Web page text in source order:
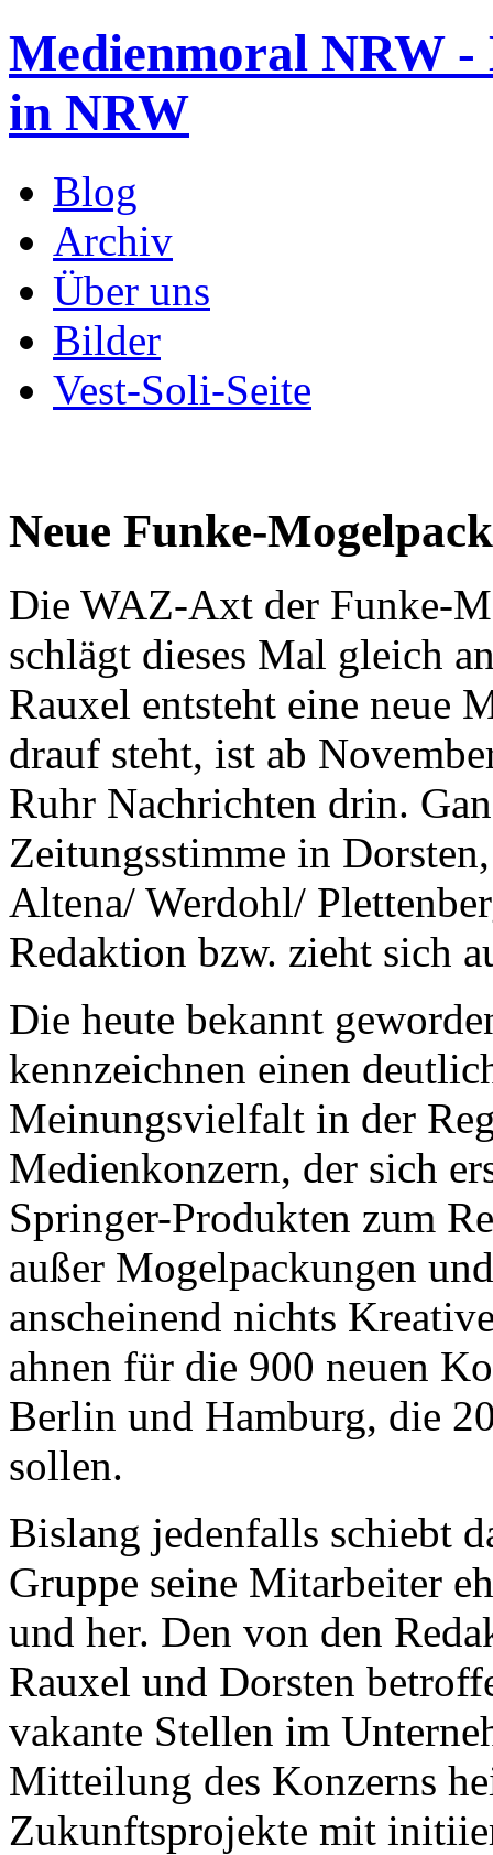
Medienmoral NRW
in NRW
Blog
Archiv
Über uns
Bilder
Vest-Soli-Seite
Neue Funke-
Die WAZ-Axt der Funke-
schlägt dieses Mal gleich
Rauxel entsteht eine neue
drauf steht, ist ab
Ruhr Nachrichten drin.
Zeitungsstimme in
Altena/ Werdohl/
Redaktion bzw. zieht sich
Die heute bekannt
kennzeichnen einen
Meinungsvielfalt in der
Medienkonzern, der sich
Springer-Produkten zum
außer Mogelpackungen
anscheinend nichts
ahnen für die 900 neuen
Berlin und Hamburg, die
sollen.
Bislang jedenfalls schiebt
Gruppe seine Mitarbeiter
und her. Den von den
Rauxel und Dorsten
vakante Stellen im
Mitteilung des Konzerns
Zukunftsprojekte mit